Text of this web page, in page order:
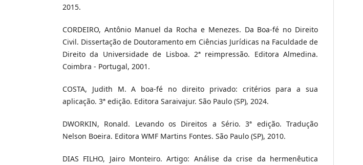
2015.
CORDEIRO, Antônio Manuel da Rocha e Menezes. Da Boa-fé no Direito
Civil. Dissertação de Doutoramento em Ciências Jurídicas na Faculdade de
Direito da Universidade de Lisboa. 2ª reimpressão. Editora Almedina.
Coimbra - Portugal, 2001.
COSTA, Judith M. A boa-fé no direito privado: critérios para a sua
aplicação. 3ª edição. Editora Saraivajur. São Paulo (SP), 2024.
DWORKIN, Ronald. Levando os Direitos a Sério. 3ª edição. Tradução
Nelson Boeira. Editora WMF Martins Fontes. São Paulo (SP), 2010.
DIAS FILHO, Jairo Monteiro. Artigo: Análise da crise da hermenêutica